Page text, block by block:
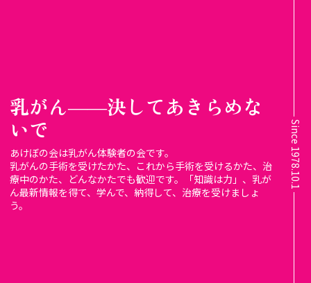
Since 1978.10.1
乳がん――決してあきらめな
いで
あけぼの会は乳がん体験者の会です。
乳がんの手術を受けたかた、これから手術を受けるかた、治
療中のかた、どんなかたでも歓迎です。「知識は力」、乳が
ん最新情報を得て、学んで、納得して、治療を受けましょ
う。